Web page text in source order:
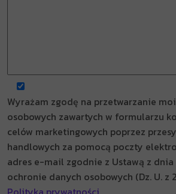
Wyrażam zgodę na przetwarzanie
osobowych zawartych w formularzu
celów marketingowych poprzez
handlowych za pomocą poczty
adres e-mail zgodnie z Ustawą z dnia
ochronie danych osobowych (Dz. U. z